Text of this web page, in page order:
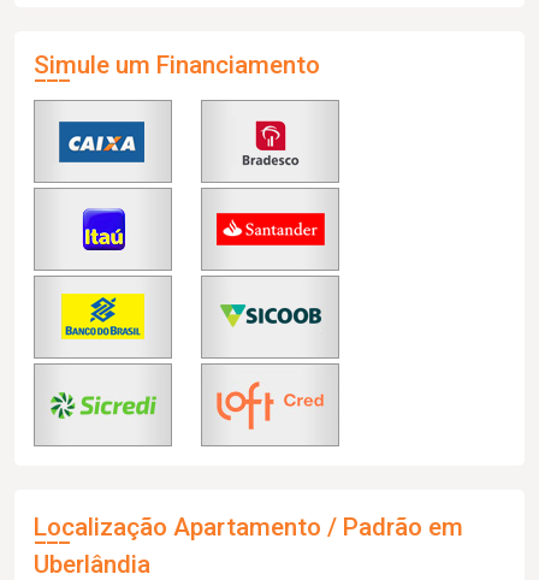
Simule um Financiamento
Localização Apartamento / Padrão em
Uberlândia